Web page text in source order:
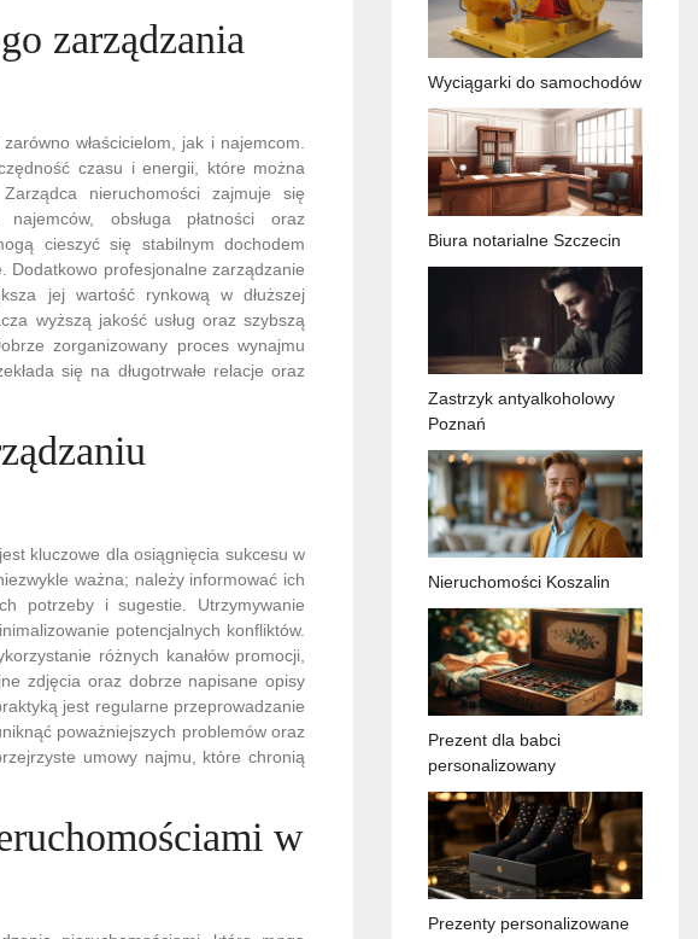
zarządzania
właścicielom, jak i najemcom.
czasu i energii, które można
nieruchomości zajmuje się
obsługa płatności oraz
cieszyć się stabilnym dochodem
Dodatkowo profesjonalne zarządzanie
jej wartość rynkową w dłuższej
wyższą jakość usług oraz szybszą
zorganizowany proces wynajmu
się na długotrwałe relacje oraz
kluczowe dla osiągnięcia sukcesu w
ważna; należy informować ich
potrzeby i sugestie. Utrzymywanie
potencjalnych konfliktów.
różnych kanałów promocji,
zdjęcia oraz dobrze napisane opisy
jest regularne przeprowadzanie
poważniejszych problemów oraz
umowy najmu, które chronią
w
Wyciągarki do samochodów
Biura notarialne Szczecin
Zastrzyk antyalkoholowy
Poznań
Nieruchomości Koszalin
Prezent dla babci
personalizowany
Prezenty personalizowane